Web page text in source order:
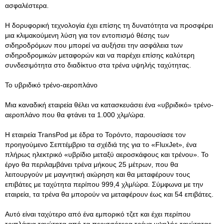
ασφαλέστερα.
Η δορυφορική τεχνολογία έχει επίσης τη δυνατότητα να προσφέρει
μια κλιμακούμενη λύση για τον εντοπισμό θέσης των
σιδηροδρόμων που μπορεί να αυξήσει την ασφάλεια των
σιδηροδρομικών μεταφορών και να παρέχει επίσης καλύτερη
συνδεσιμότητα στο διαδίκτυο στα τρένα υψηλής ταχύτητας.
Το υβριδικό τρένο-αεροπλάνο
Μια καναδική εταιρεία θέλει να κατασκευάσει ένα «υβριδικό» τρένο-
αεροπλάνο που θα φτάνει τα 1.000 χλμ/ώρα.
Η εταιρεία TransPod με έδρα το Τορόντο, παρουσίασε τον
προηγούμενο Σεπτέμβριο τα σχέδιά της για το «FluxJet», ένα
πλήρως ηλεκτρικό «υβρίδιο μεταξύ αεροσκάφους και τρένου». Το
έργο θα περιλαμβάνει τρένα μήκους 25 μέτρων, που θα
λειτουργούν με μαγνητική αιώρηση και θα μεταφέρουν τους
επιβάτες με ταχύτητα περίπου 999,4 χλμ/ώρα. Σύμφωνα με την
εταιρεία, τα τρένα θα μπορούν να μεταφέρουν έως και 54 επιβάτες.
Αυτό είναι ταχύτερο από ένα εμπορικό τζετ και έχει περίπου